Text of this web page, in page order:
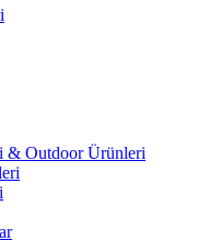
& Outdoor Ürünleri